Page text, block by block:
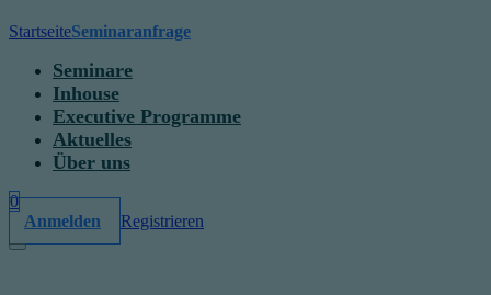
StartseiteSeminaranfrage
Seminare
Inhouse
Executive Programme
Aktuelles
Über uns
0
Anmelden
Registrieren